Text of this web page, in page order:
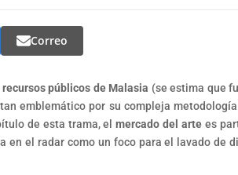
Correo
públicos de Malasia (se estima que
emblemático por su compleja
de esta trama, elmercado del arte es
en el radar como un foco para el lavado de